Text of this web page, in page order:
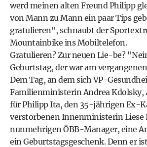
werd meinen alten Freund Philipp
von Mann zu Mann ein paar Tips
gratulieren", schnaubt der
Mountainbike ins Mobiltelefon.
Gratulieren? Zur neuen Lie-be?
Geburtstag, der war am
Dem Tag, an dem sich VP-
Familienministerin Andrea Kdolsky,
für Philipp Ita, den 35-jährigen Ex-
verstorbenen Innenministerin Liese
nunmehrigen ÖBB-Manager, eine
ein Geburtstagsgeschenk. Denn er